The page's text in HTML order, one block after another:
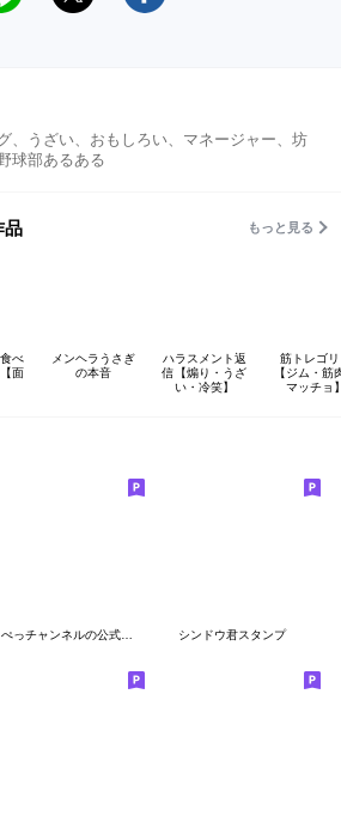
、うざい、おもしろい、マネージャー、坊
球部あるある
品 もっと見る
べ
面
メンヘラうさぎ
の本音
ハラスメント返
信【煽り・うざ
い・冷笑】
筋トレゴ
【ジム・筋
マッチョ
ぺっチャンネルの公式スタンプ シンドウ君スタンプ